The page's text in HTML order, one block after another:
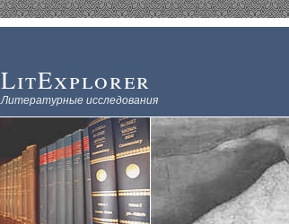
LitExplorer
Литературные исследования